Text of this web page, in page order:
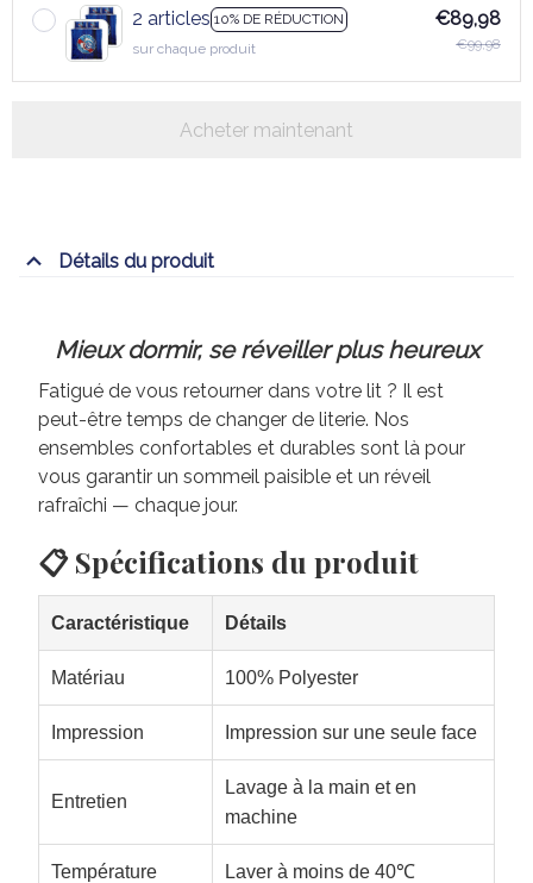
2 articles 10% DE RÉDUCTION
sur chaque produit
€89,98
€99,98
Acheter maintenant
Détails du produit
Mieux dormir, se réveiller plus heureux
Fatigué de vous retourner dans votre lit ? Il est
peut-être temps de changer de literie. Nos
ensembles confortables et durables sont là pour
vous garantir un sommeil paisible et un réveil
rafraîchi — chaque jour.
📋 Spécifications du produit
Caractéristique Détails
Matériau 100% Polyester
Impression Impression sur une seule face
Entretien
Lavage à la main et en
machine
Température Laver à moins de 40℃